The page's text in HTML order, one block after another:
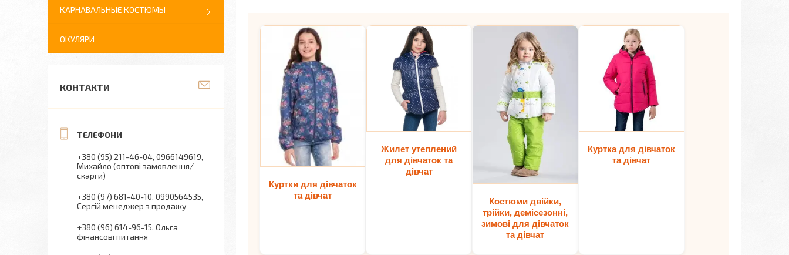
Куртки для дівчаток
та дівчат
Жилет утеплений
для дівчаток та
дівчат
Костюми двійки,
трійки, демісезонні,
зимові для дівчаток
та дівчат
Куртка для дівчаток
та дівчат
КАРНАВАЛЬНЫЕ КОСТЮМЫ
ОКУЛЯРИ
КОНТАКТИ
+380 (95) 211-46-04 0966149619
Михайло (оптові замовлення/
скарги)
+380 (97) 681-40-10 0990564535
Сергій менеджер з продажу
+380 (96) 614-96-15 Ольга
фінансові питання